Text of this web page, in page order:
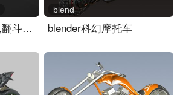
三蹦子,三轮摩托车,翻斗摩.. blender科幻摩托车
blend